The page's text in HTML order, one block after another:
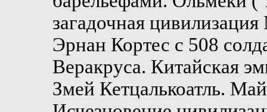
загадочная
Эрнан Кортес с 508
Веракруса. Китайская
Змей Кетцалькоатль.